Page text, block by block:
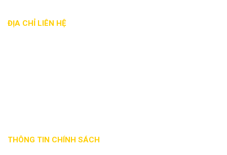
ĐỊA CHỈ LIÊN HỆ
THÔNG TIN CHÍNH SÁCH